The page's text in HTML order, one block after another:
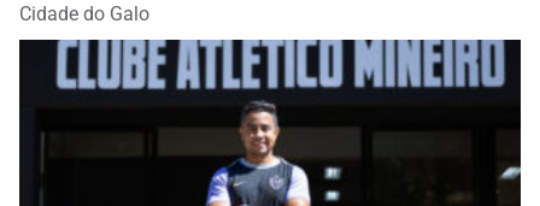
Cidade do Galo